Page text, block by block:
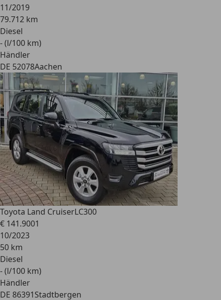
11/2019
79.712 km
Diesel
- (l/100 km)
Händler
DE 52078Aachen
Toyota Land CruiserLC300
€ 141.9001
10/2023
50 km
Diesel
- (l/100 km)
Händler
DE 86391Stadtbergen